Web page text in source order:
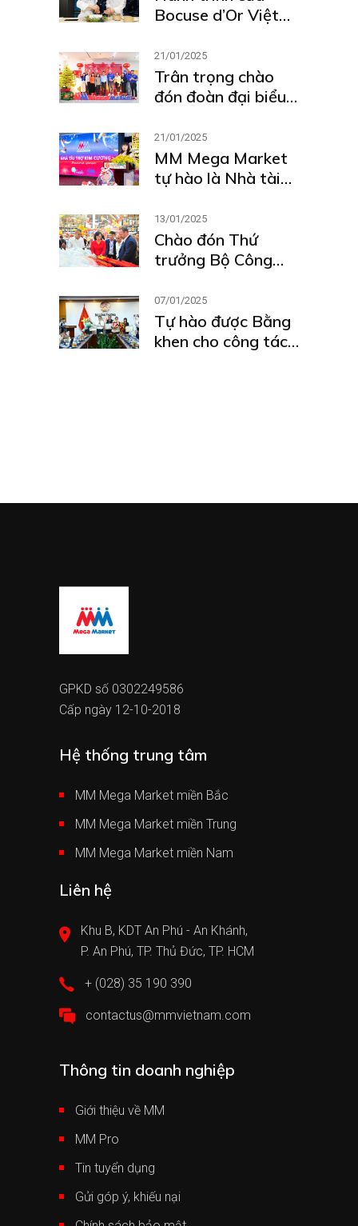
Bocuse d’Or Việt
21/01/2025
Trân trọng chào
đón đoàn đại biểu
và Sở Công thương
Thành phố Hồ Chí
Minh
21/01/2025
MM Mega Market
tự hào là Nhà tài
Lễ Tổng kết Khen
thưởng – Hội Đầu
Bếp Chuyên
SPC
13/01/2025
Chào đón Thứ
trưởng Bộ Công
đến thăm MM An
Phú
07/01/2025
Tự hào được Bằng
khen cho công tác
GPKD số 0302249586
Cấp ngày 12-10-2018
Hệ thống trung tâm
MM Mega Market miền Bắc
MM Mega Market miền Trung
MM Mega Market miền Nam
Liên hệ
Khu B, KDT An Phú - An Khánh,
P. An Phú, TP. Thủ Đức, TP. HCM
+ (028) 35 190 390
contactus@mmvietnam.com
Thông tin doanh nghiệp
Giới thiệu về MM
MM Pro
Tin tuyển dụng
Gửi góp ý, khiếu nại